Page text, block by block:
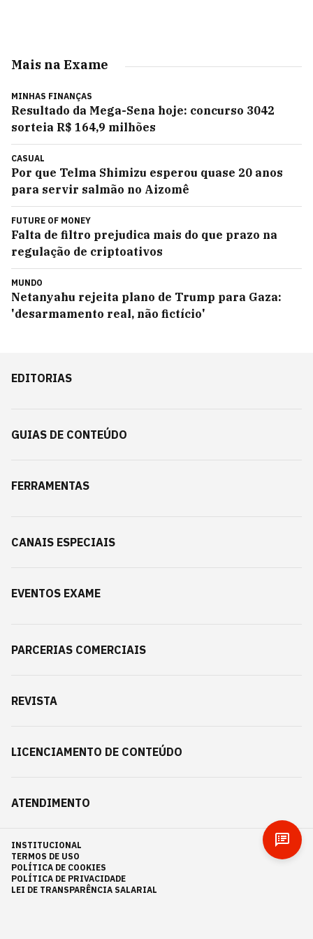
Mais na Exame
MINHAS FINANÇAS
Resultado da Mega-Sena hoje: concurso 3042
sorteia R$ 164,9 milhões
CASUAL
Por que Telma Shimizu esperou quase 20 anos
para servir salmão no Aizomê
FUTURE OF MONEY
Falta de filtro prejudica mais do que prazo na
regulação de criptoativos
MUNDO
Netanyahu rejeita plano de Trump para Gaza:
'desarmamento real, não fictício'
EDITORIAS
GUIAS DE CONTEÚDO
FERRAMENTAS
CANAIS ESPECIAIS
EVENTOS EXAME
PARCERIAS COMERCIAIS
REVISTA
LICENCIAMENTO DE CONTEÚDO
ATENDIMENTO
INSTITUCIONAL
TERMOS DE USO
POLÍTICA DE COOKIES
POLÍTICA DE PRIVACIDADE
LEI DE TRANSPARÊNCIA SALARIAL